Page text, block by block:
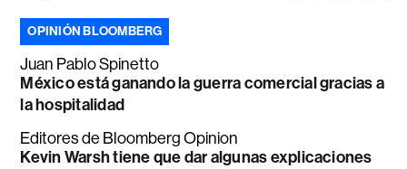
OPINIÓN BLOOMBERG
Juan Pablo Spinetto
México está ganando la guerra comercial gracias a
la hospitalidad
Editores de Bloomberg Opinion
Kevin Warsh tiene que dar algunas explicaciones